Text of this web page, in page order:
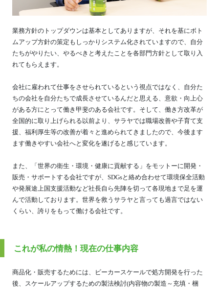
業務方針のトップダウンは基本としてありますが、それを基にボト
ムアップ方針の策定もしっかりシステム化されていますので、自分
たちがやりたい、やるべきと考えたことを各部門方針として取り入
れてもらえます。
会社に雇われて仕事をさせられているという視点ではなく、自分た
ちの会社を自分たちで成長させているんだと思える、意欲・向上心
がある方にとって働き甲斐のある会社です。そして、働き方改革が
全国的に取り上げられる以前より、サラヤでは職場改善や子育て支
援、福利厚生等の改善が着々と進められてきましたので、今後ます
ます働きやすい会社へと変化を遂げると感じています。
また、「世界の衛生・環境・健康に貢献する」をモットーに開発・
販売・サポートする会社ですが、SDGsと絡め合わせて環境保全活動
や発展途上国支援活動など社長自ら先陣を切って各現地まで足を運
んで活動しております。世界を救うサラヤと言っても過言ではない
くらい、誇りをもって働ける会社です。
これが私の情熱！現在の仕事内容
商品化・販売するためには、ビーカースケールで処方開発を行った
後、スケールアップするための製法検討(内容物の製造～充填・梱